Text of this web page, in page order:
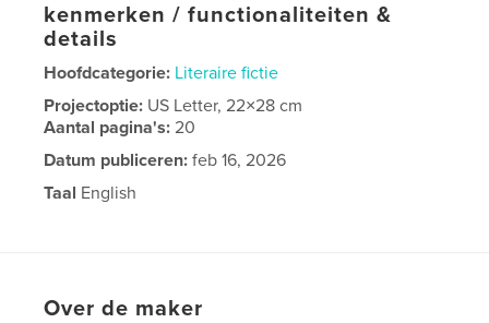
kenmerken / functionaliteiten &
details
Hoofdcategorie: Literaire fictie
Projectoptie: US Letter, 22×28 cm
Aantal pagina's:20
Datum publiceren: feb 16, 2026
Taal English
Over de maker